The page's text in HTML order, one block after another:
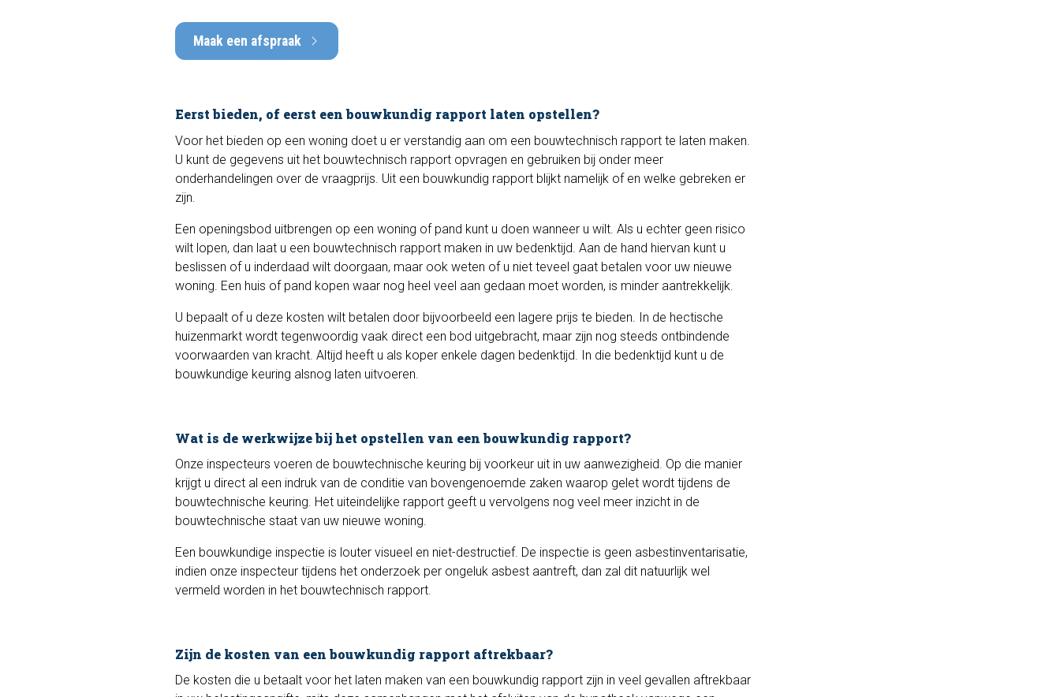
Maak een afspraak
Eerst bieden, of eerst een bouwkundig rapport laten opstellen?
Voor het bieden op een woning doet u er verstandig aan om een bouwtechnisch rapport te laten maken.
U kunt de gegevens uit het bouwtechnisch rapport opvragen en gebruiken bij onder meer
onderhandelingen over de vraagprijs. Uit een bouwkundig rapport blijkt namelijk of en welke gebreken er
zijn.
Een openingsbod uitbrengen op een woning of pand kunt u doen wanneer u wilt. Als u echter geen risico
wilt lopen, dan laat u een bouwtechnisch rapport maken in uw bedenktijd. Aan de hand hiervan kunt u
beslissen of u inderdaad wilt doorgaan, maar ook weten of u niet teveel gaat betalen voor uw nieuwe
woning. Een huis of pand kopen waar nog heel veel aan gedaan moet worden, is minder aantrekkelijk.
U bepaalt of u deze kosten wilt betalen door bijvoorbeeld een lagere prijs te bieden. In de hectische
huizenmarkt wordt tegenwoordig vaak direct een bod uitgebracht, maar zijn nog steeds ontbindende
voorwaarden van kracht. Altijd heeft u als koper enkele dagen bedenktijd. In die bedenktijd kunt u de
bouwkundige keuring alsnog laten uitvoeren.
Wat is de werkwijze bij het opstellen van een bouwkundig rapport?
Onze inspecteurs voeren de bouwtechnische keuring bij voorkeur uit in uw aanwezigheid. Op die manier
krijgt u direct al een indruk van de conditie van bovengenoemde zaken waarop gelet wordt tijdens de
bouwtechnische keuring. Het uiteindelijke rapport geeft u vervolgens nog veel meer inzicht in de
bouwtechnische staat van uw nieuwe woning.
Een bouwkundige inspectie is louter visueel en niet-destructief. De inspectie is geen asbestinventarisatie,
indien onze inspecteur tijdens het onderzoek per ongeluk asbest aantreft, dan zal dit natuurlijk wel
vermeld worden in het bouwtechnisch rapport.
Zijn de kosten van een bouwkundig rapport aftrekbaar?
De kosten die u betaalt voor het laten maken van een bouwkundig rapport zijn in veel gevallen aftrekbaar